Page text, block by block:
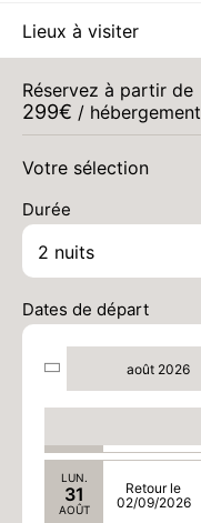
Lieux à visiter
Réservez à partir de
299€ / hébergement
Votre sélection
Durée
Dates de départ
août 2026
MER.
19
AOÛT
JEU.
20
22/08/2026
Retour le
LUN.
31
AOÛT
Retour le
02/09/2026